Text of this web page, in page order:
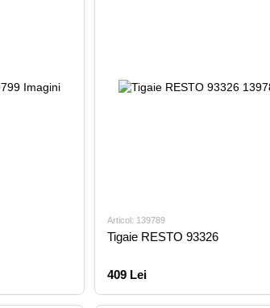
Articol: 139789
Tigaie RESTO 93326
409 Lei